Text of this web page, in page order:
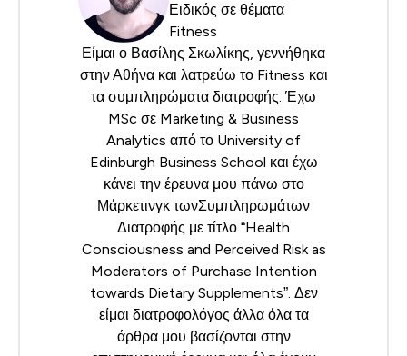
Ειδικός σε θέματα
Fitness
Είμαι ο Βασίλης Σκωλίκης, γεννήθηκα
στην Αθήνα και λατρεύω το Fitness και
τα συμπληρώματα διατροφής. Έχω
MSc σε Marketing & Business
Analytics από το University of
Edinburgh Business School και έχω
κάνει την έρευνα μου πάνω στο
Μάρκετινγκ τωνΣυμπληρωμάτων
Διατροφής με τίτλο “Health
Consciousness and Perceived Risk as
Moderators of Purchase Intention
towards Dietary Supplements”. Δεν
είμαι διατροφολόγος άλλα όλα τα
άρθρα μου βασίζονται στην